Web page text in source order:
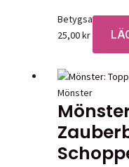
Betygsatt0av 5
25,00kr
Mönster